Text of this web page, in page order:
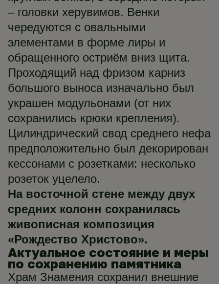
– головки херувимов. Венки
чередуются с овальными
элементами в форме лиры и
обращенного остриём вниз щита.
Проходящий над фризом карниз
большого выноса изначально был
украшен модульонами (от них
сохранились крюки крепления).
Цилиндрический свод среднего нефа
предположительно был декорирован
кессонами с розетками: несколько
розеток уцелело.
На восточной стене между двух
средних колонн сохранилась
живописная композиция
«Рождество Христово».
Актуальное состояние и меры
по сохранению памятника
Храм Знамения сохранил внешние